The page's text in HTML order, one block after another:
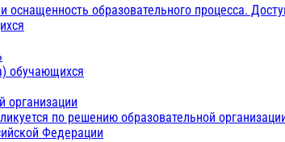
оснащенность образовательного процесса.
обучающихся
организации
по решению образовательной
Федерации